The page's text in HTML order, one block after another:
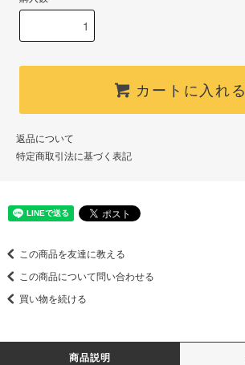
カートに入れる
返品について
特定商取引法に基づく表記
この商品を友達に教える
この商品について問い合わせる
買い物を続ける
商品説明